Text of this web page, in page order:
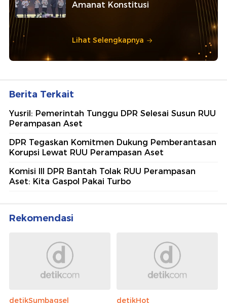
Amanat Konstitusi
Lihat Selengkapnya
Berita Terkait
Yusril: Pemerintah Tunggu DPR Selesai Susun RUU
Perampasan Aset
DPR Tegaskan Komitmen Dukung Pemberantasan
Korupsi Lewat RUU Perampasan Aset
Komisi III DPR Bantah Tolak RUU Perampasan
Aset: Kita Gaspol Pakai Turbo
Rekomendasi
detikSumbagsel
detikHot